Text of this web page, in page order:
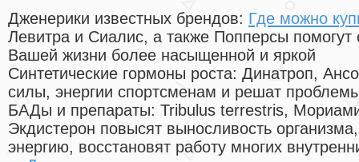
Дженерики известных брендов: Где можно
Левитра и Сиалис, а также Попперсы помогут
Вашей жизни более насыщенной и яркой
Синтетические гормоны роста: Динатроп,
силы, энергии спортсменам и решат
БАДы и препараты: Tribulus terrestris,
Экдистерон повысят выносливость
энергию, восстановят работу многих